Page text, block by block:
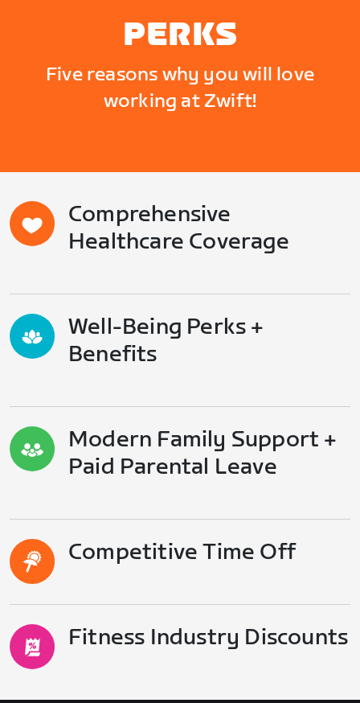
PERKS
Five reasons why you will love
working at Zwift!
Comprehensive
Healthcare Coverage
Well-Being Perks +
Benefits
Modern Family Support +
Paid Parental Leave
Competitive Time Off
Fitness Industry Discounts